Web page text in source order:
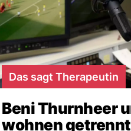
Das sagt Therapeutin
Beni Thurnheer
wohnen getrennt